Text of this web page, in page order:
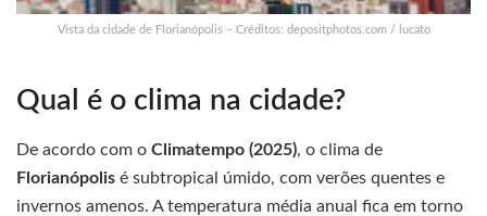
Vista da cidade de Florianópolis – Créditos: depositphotos.com / lucato
Qual é o clima na cidade?
De acordo com o Climatempo (2025), o clima de
Florianópolis é subtropical úmido, com verões quentes e
invernos amenos. A temperatura média anual fica em torno